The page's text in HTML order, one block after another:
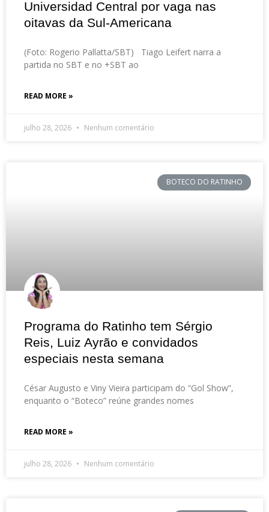
Universidad Central por vaga nas
oitavas da Sul-Americana
(Foto: Rogerio Pallatta/SBT) Tiago Leifert narra a
partida no SBT e no +SBT ao
READ MORE »
julho 28, 2026 Nenhum comentário
BOTECO DO RATINHO
Programa do Ratinho tem Sérgio
Reis, Luiz Ayrão e convidados
especiais nesta semana
César Augusto e Viny Vieira participam do “Gol Show”,
enquanto o “Boteco” reúne grandes nomes
READ MORE »
julho 28, 2026 Nenhum comentário